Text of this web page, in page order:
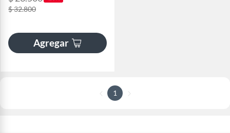
$ 32.800
Agregar
1